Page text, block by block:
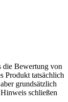
die Bewertung von
Produkt tatsächlich
grundsätzlich
Hinweis schließen